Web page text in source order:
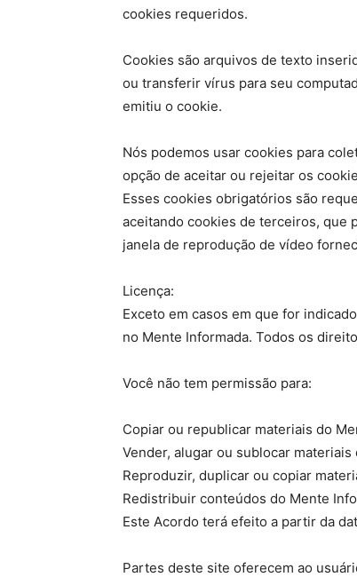
cookies requeridos.
Cookies são arquivos de texto
ou transferir vírus para seu
emitiu o cookie.
Nós podemos usar cookies para
opção de aceitar ou rejeitar os
Esses cookies obrigatórios são
aceitando cookies de terceiros, que
janela de reprodução de vídeo
Licença:
Exceto em casos em que for
no Mente Informada. Todos os
Você não tem permissão para:
Copiar ou republicar materiais do
Vender, alugar ou sublocar
Reproduzir, duplicar ou copiar
Redistribuir conteúdos do Mente
Este Acordo terá efeito a partir da
Partes deste site oferecem ao